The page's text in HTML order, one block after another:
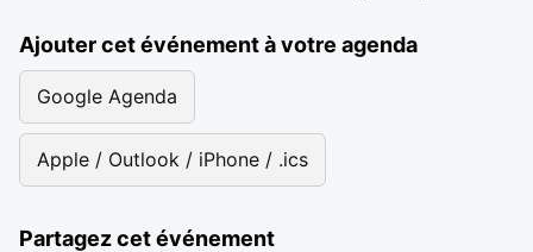
Ajouter cet événement à votre agenda
Google Agenda
Apple / Outlook / iPhone / .ics
Partagez cet événement